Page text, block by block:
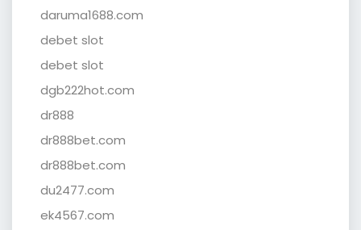
daruma1688.com
debet slot
debet slot
dgb222hot.com
dr888
dr888bet.com
dr888bet.com
du2477.com
ek4567.com